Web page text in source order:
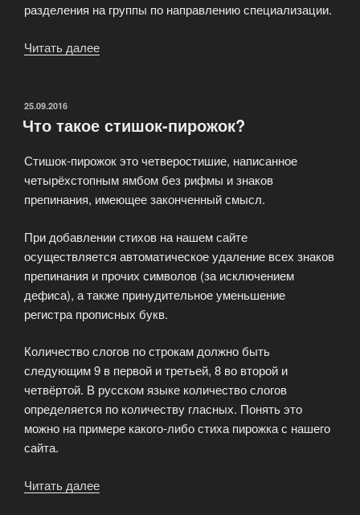
разделения на группы по направлению специализации.
Читать далее
и
ОПУБЛИКОВАНО
25.09.2016
Что такое стишок-пирожок?
Стишок-пирожок это четверостишие, написанное
четырёхстопным ямбом без рифмы и знаков
препинания, имеющее законченный смысл.
При добавлении стихов на нашем сайте
осуществляется автоматическое удаление всех знаков
препинания и прочих символов (за исключением
дефиса), а также принудительное уменьшение
регистра прописных букв.
Количество слогов по строкам должно быть
следующим 9 в первой и третьей, 8 во второй и
четвёртой. В русском языке количество слогов
определяется по количеству гласных. Понять это
можно на примере какого-либо стиха пирожка с нашего
сайта.
Читать далее